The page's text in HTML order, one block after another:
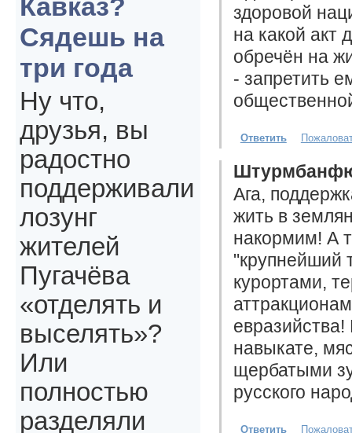
здоровой
на какой акт
обречён на
- запретить
Ответить
Ага,
жить в
накормим! А
"крупнейший
курортами,
навыкате,
щербатыми
русского
Ответить
Кавказ?
Сядешь на
три года
Ну что,
друзья, вы
радостно
поддерживали
лозунг
жителей
Пугачёва
«отделять и
выселять»?
Или
полностью
разделяли